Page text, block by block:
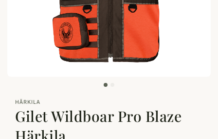
zoom_out_map
HÄRKILA
Gilet Wildboar Pro Blaze